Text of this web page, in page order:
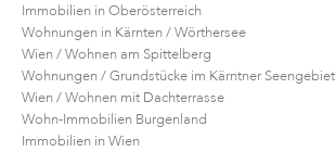
Immobilien in Oberösterreich
Wohnungen in Kärnten / Wörthersee
Wien / Wohnen am Spittelberg
Wohnungen / Grundstücke im Kärntner Seengebiet
Wien / Wohnen mit Dachterrasse
Wohn-Immobilien Burgenland
Immobilien in Wien